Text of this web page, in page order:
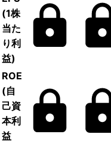
(1株
当た
り利
益)
ROE
(自
己資
本利
益